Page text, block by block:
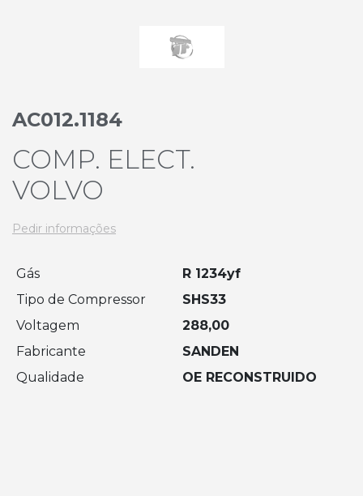
AC012.1184
COMP. ELECT.
VOLVO
Pedir informações
Gás
R 1234yf
Tipo de Compressor
SHS33
Voltagem
288,00
Fabricante
SANDEN
Qualidade
OE RECONSTRUIDO